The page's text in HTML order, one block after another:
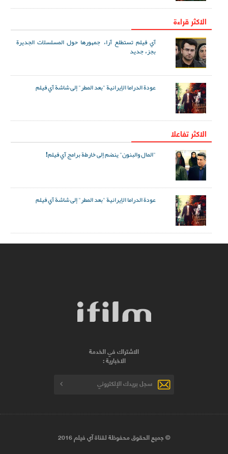
الاكثر قراءة
آي فيلم تستطلع آراء جمهورها حول المسلسلات الجديرة
بجزء جديد
عودة الدراما الإيرانية "بعد المطر" إلى شاشة آي فيلم
الاکثر تفاعلا
"المال والبنون" ينضم إلى خارطة برامج آي فيلم!
عودة الدراما الإيرانية "بعد المطر" إلى شاشة آي فيلم
الاشتراك في الخدمة
الاخبارية :
© جميع الحقوق محفوظة لقناة آي فيلم 2016